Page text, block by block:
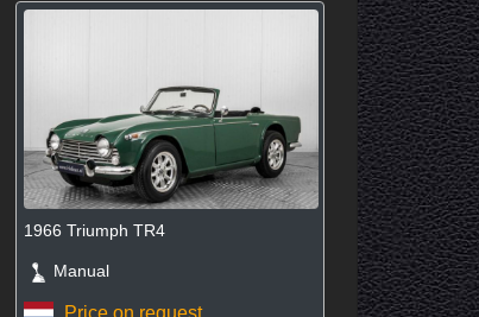
1966 Triumph TR4
Manual
Price on request